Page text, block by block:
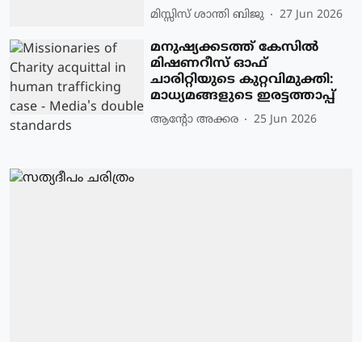
മിസ്സിസ് ശാന്തി ബിജു 27 Jun 2026
മനുഷ്യക്കടത്ത് കേസിൽ
മിഷണറീസ് ഓഫ്
ചാരിറ്റിയുടെ കുറ്റവിമുക്തി:
മാധ്യമങ്ങളുടെ ഇരട്ടത്താപ്പ്
ആന്റോ അക്കര 25 Jun 2026